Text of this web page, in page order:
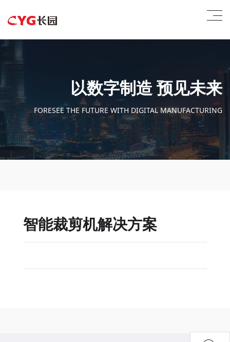
以数字制造 预见未来
FORESEE THE FUTURE WITH DIGITAL MANUFACTURING
智能裁剪机解决方案